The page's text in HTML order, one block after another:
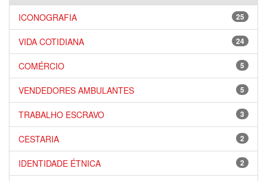
25
ICONOGRAFIA
24
VIDA COTIDIANA
5
COMÉRCIO
5
VENDEDORES AMBULANTES
3
TRABALHO ESCRAVO
2
CESTARIA
2
IDENTIDADE ÉTNICA